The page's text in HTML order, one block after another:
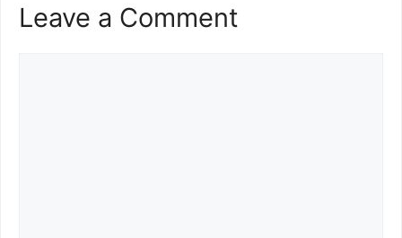
Leave a Comment